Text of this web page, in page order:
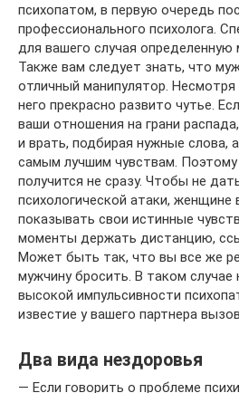
психопатом, в первую очередь
профессионального психолога.
для вашего случая определенную
Также вам следует знать, что
отличный манипулятор.
него прекрасно развито чутье.
ваши отношения на грани
и врать, подбирая нужные слова,
самым лучшим чувствам. Поэтому
получится не сразу. Чтобы не
психологической атаки, женщине
показывать свои истинные
моменты держать дистанцию,
Может быть так, что вы все же
мужчину бросить. В таком
высокой импульсивности
известие у вашего партнера
Два вида нездоровья
— Если говорить о проблеме